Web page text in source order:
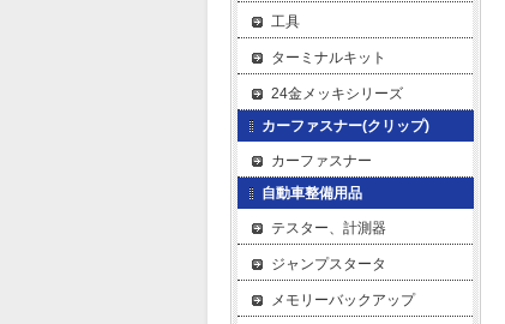
工具
ターミナルキット
24金メッキシリーズ
カーファスナー(クリップ)
カーファスナー
自動車整備用品
テスター、計測器
ジャンプスタータ
メモリーバックアップ